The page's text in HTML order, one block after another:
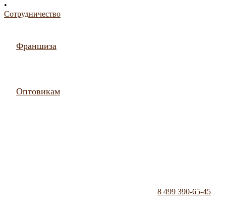
•
Сотрудничество
Франшиза
Оптовикам
8 499 390-65-45